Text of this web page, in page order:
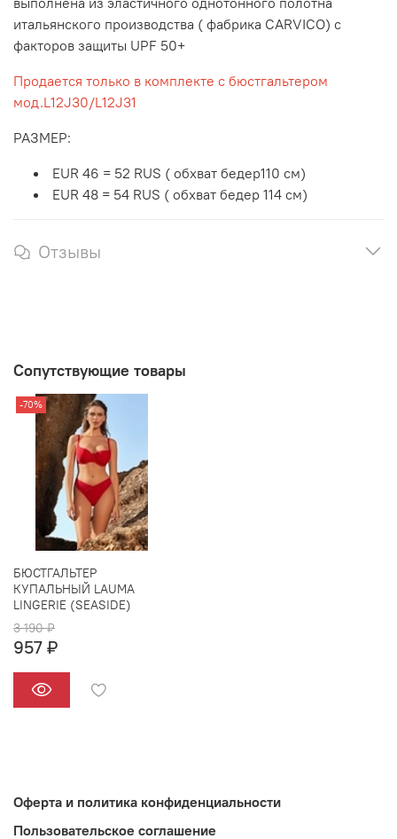
итальянского производства ( фабрика CARVICO) с
факторов защиты UPF 50+
Продается только в комплекте с бюстгальтером
мод.L12J30/L12J31
РАЗМЕР:
EUR 46 = 52 RUS ( обхват бедер110 см)
EUR 48 = 54 RUS ( обхват бедер 114 см)
Отзывы
Сопутствующие товары
-70%
БЮСТГАЛЬТЕР
КУПАЛЬНЫЙ LAUMA
LINGERIE (SEASIDE)
3 190 ₽
957 ₽
Оферта и политика конфиденциальности
Пользовательское соглашение